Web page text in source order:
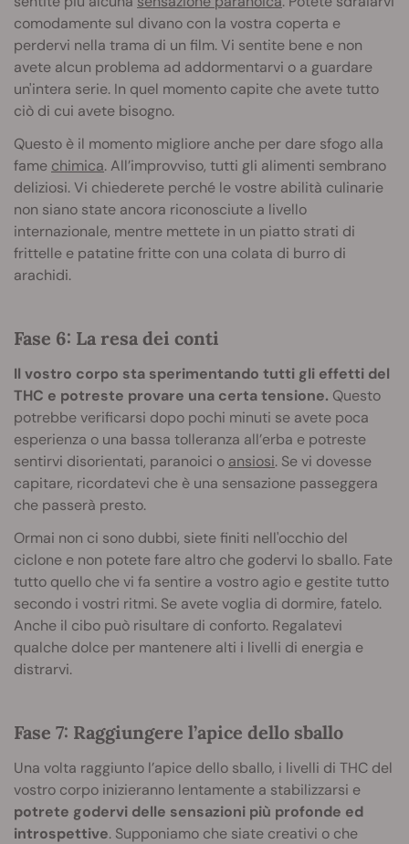
comodamente sul divano con la vostra coperta e
perdervi nella trama di un film. Vi sentite bene e non
avete alcun problema ad addormentarvi o a guardare
un'intera serie. In quel momento capite che avete tutto
ciò di cui avete bisogno.
Questo è il momento migliore anche per dare sfogo alla
fame chimica. All’improvviso, tutti gli alimenti sembrano
deliziosi. Vi chiederete perché le vostre abilità culinarie
non siano state ancora riconosciute a livello
internazionale, mentre mettete in un piatto strati di
frittelle e patatine fritte con una colata di burro di
arachidi.
Fase 6: La resa dei conti
Il vostro corpo sta sperimentando tutti gli effetti del
THC e potreste provare una certa tensione. Questo
potrebbe verificarsi dopo pochi minuti se avete poca
esperienza o una bassa tolleranza all’erba e potreste
sentirvi disorientati, paranoici o ansiosi. Se vi dovesse
capitare, ricordatevi che è una sensazione passeggera
che passerà presto.
Ormai non ci sono dubbi, siete finiti nell'occhio del
ciclone e non potete fare altro che godervi lo sballo. Fate
tutto quello che vi fa sentire a vostro agio e gestite tutto
secondo i vostri ritmi. Se avete voglia di dormire, fatelo.
Anche il cibo può risultare di conforto. Regalatevi
qualche dolce per mantenere alti i livelli di energia e
distrarvi.
Fase 7: Raggiungere l’apice dello sballo
Una volta raggiunto l’apice dello sballo, i livelli di THC del
vostro corpo inizieranno lentamente a stabilizzarsi e
potrete godervi delle sensazioni più profonde ed
introspettive. Supponiamo che siate creativi o che